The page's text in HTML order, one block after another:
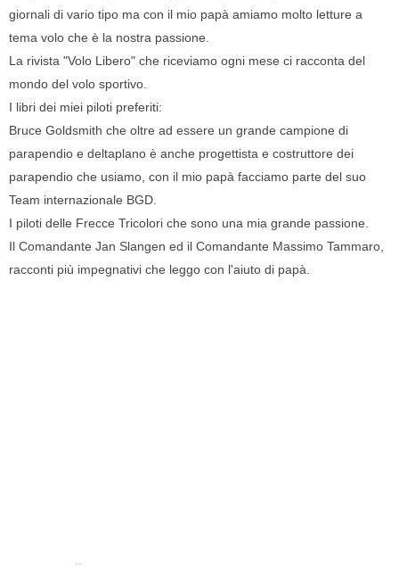
giornali di vario tipo ma con il mio papà amiamo molto letture a
tema volo che è la nostra passione.
La rivista "Volo Libero" che riceviamo ogni mese ci racconta del
mondo del volo sportivo.
I libri dei miei piloti preferiti:
Bruce Goldsmith che oltre ad essere un grande campione di
parapendio e deltaplano è anche progettista e costruttore dei
parapendio che usiamo, con il mio papà facciamo parte del suo
Team internazionale BGD.
I piloti delle Frecce Tricolori che sono una mia grande passione.
Il Comandante Jan Slangen ed il Comandante Massimo Tammaro,
racconti più impegnativi che leggo con l'aiuto di papà.